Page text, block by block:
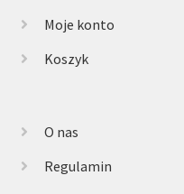
Moje konto
Koszyk
O nas
Regulamin